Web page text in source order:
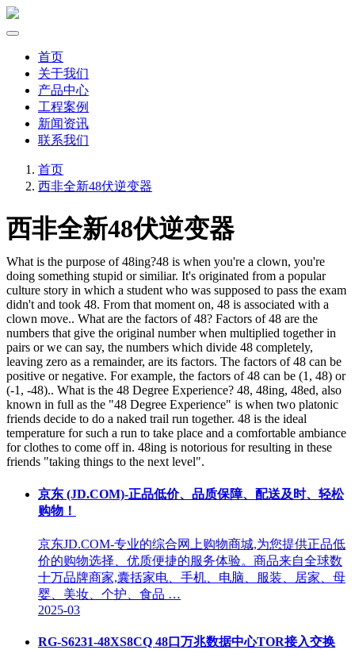
首页
关于我们
产品中心
工程案例
新闻资讯
联系我们
首页
西非全新48伏逆变器
西非全新48伏逆变器
What is the purpose of 48ing?48 is when you're a clown, you're
doing something stupid or similiar. It's originated from a popular
culture story in which a student who was supposed to pass the exam
didn't and took 48. From that moment on, 48 is associated with a
clown move.. What are the factors of 48? Factors of 48 are the
numbers that give the original number when multiplied together in
pairs or we can say, the numbers which divide 48 completely,
leaving zero as a remainder, are its factors. The factors of 48 can be
positive or negative. For example, the factors of 48 can be (1, 48) or
(-1, -48).. What is the 48 Degree Experience? 48, 48ing, 48ed, also
known in full as the "48 Degree Experience" is when two platonic
friends decide to do a naked trail run together. 48 is the ideal
temperature for such a run to take place and a comfortable ambiance
for clothes to come off in. 48ing is notorious for resulting in these
friends "taking things to the next level".
京东 (JD.COM)-正品低价、品质保障、配送及时、轻松
购物！
京东JD.COM-专业的综合网上购物商城,为您提供正品低
价的购物选择、优质便捷的服务体验。商品来自全球数
十万品牌商家,囊括家电、手机、电脑、服装、居家、母
婴、美妆、个护、食品 …
2025-03
RG-S6231-48XS8CQ 48口万兆数据中心TOR接入交换